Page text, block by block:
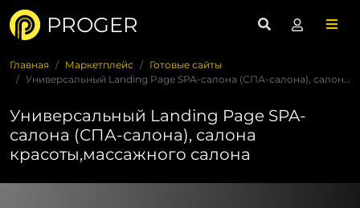
PROGER
Главная Маркетплейс
Готовые сайты
Универсальный Landing Page SPA-салона (СПА-салона), салона к...
Универсальный Landing Page SPA-
салона (СПА-салона), салона
красоты,массажного салона